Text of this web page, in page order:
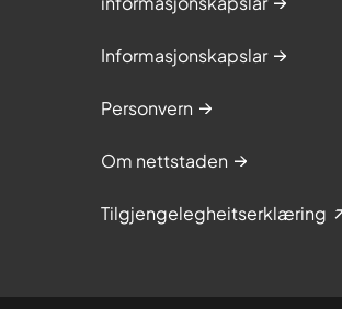
Informasjonskapslar
Personvern
Om nettstaden
Tilgjengelegheitserklæring